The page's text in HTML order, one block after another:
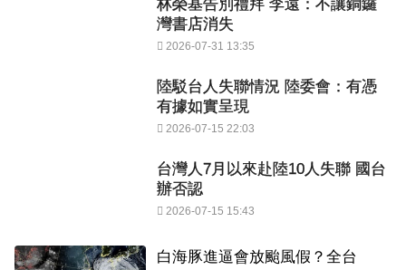
林榮基告別禮拜 李遠：不讓銅鑼
灣書店消失
2026-07-31 13:35
陸駁台人失聯情況 陸委會：有憑
有據如實呈現
2026-07-15 22:03
台灣人7月以來赴陸10人失聯 國台
辦否認
2026-07-15 15:43
白海豚進逼會放颱風假？全台